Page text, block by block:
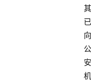
其
已
向
公
安
机